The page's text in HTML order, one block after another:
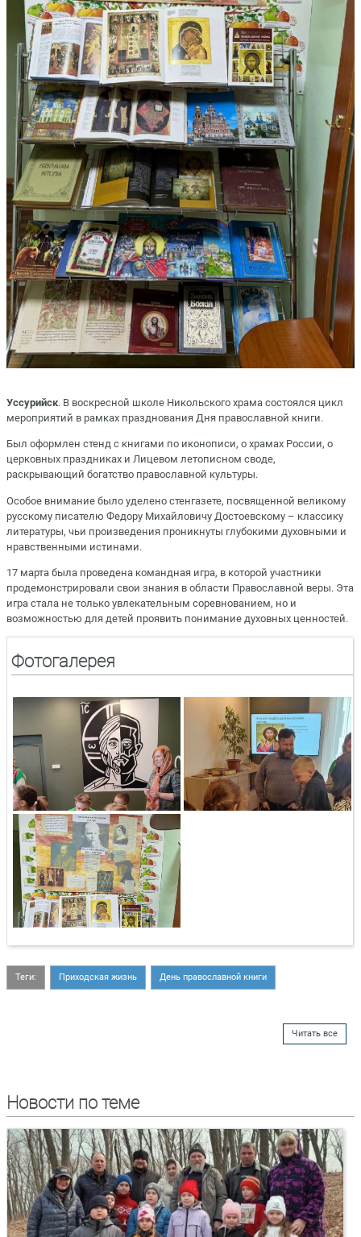
Уссурийск. В воскресной школе Никольского храма состоялся цикл
мероприятий в рамках празднования Дня православной книги.
Был оформлен стенд с книгами по иконописи, о храмах России, о
церковных праздниках и Лицевом летописном своде,
раскрывающий богатство православной культуры.
Особое внимание было уделено стенгазете, посвященной великому
русскому писателю Федору Михайловичу Достоевскому – классику
литературы, чьи произведения проникнуты глубокими духовными и
нравственными истинами.
17 марта была проведена командная игра, в которой участники
продемонстрировали свои знания в области Православной веры. Эта
игра стала не только увлекательным соревнованием, но и
возможностью для детей проявить понимание духовных ценностей.
Фотогалерея
Теги: Приходская жизнь День православной книги
Читать все
Новости по теме